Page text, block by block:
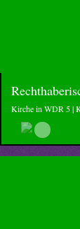
Kirche in WDR 5 |